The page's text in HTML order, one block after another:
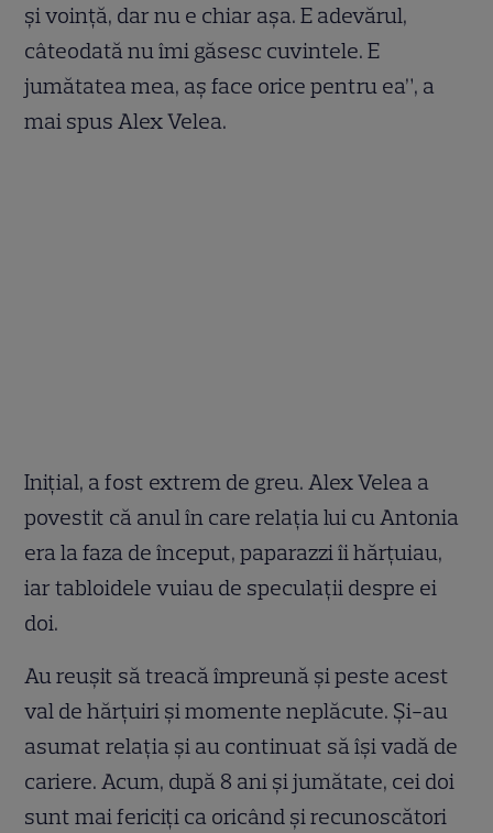
și voință, dar nu e chiar așa. E adevărul,
câteodată nu îmi găsesc cuvintele. E
jumătatea mea, aș face orice pentru ea”, a
mai spus Alex Velea.
Inițial, a fost extrem de greu. Alex Velea a
povestit că anul în care relația lui cu Antonia
era la faza de început, paparazzi îi hărțuiau,
iar tabloidele vuiau de speculații despre ei
doi.
Au reușit să treacă împreună și peste acest
val de hărțuiri și momente neplăcute. Și-au
asumat relația și au continuat să își vadă de
cariere. Acum, după 8 ani și jumătate, cei doi
sunt mai fericiți ca oricând și recunoscători